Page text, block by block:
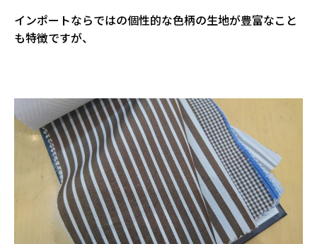
インポートならではの個性的な色柄の生地が豊富なこと
も特徴ですが、